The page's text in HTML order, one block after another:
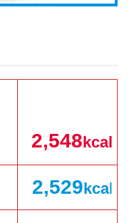
2,548kcal
2,529kcal